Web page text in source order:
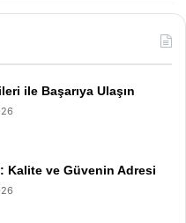
ile Başarıya Ulaşın
Kalite ve Güvenin Adresi